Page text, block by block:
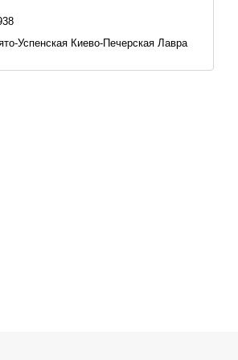
Успенская Киево-Печерская Лавра